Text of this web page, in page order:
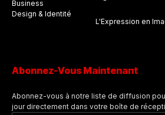
Business
Design & Identité
L'Expression en
Abonnez-Vous Maintenant
Abonnez-vous à notre liste de diffusion
jour directement dans votre boîte de